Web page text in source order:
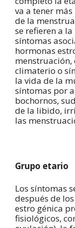
va a tener
de la
se refieren a
síntomas
hormonas
climaterio o
la vida de la
síntomas por
bochornos,
de la libido,
las
Grupo etario
Los síntomas
después de
estro génica
fisiológicos,